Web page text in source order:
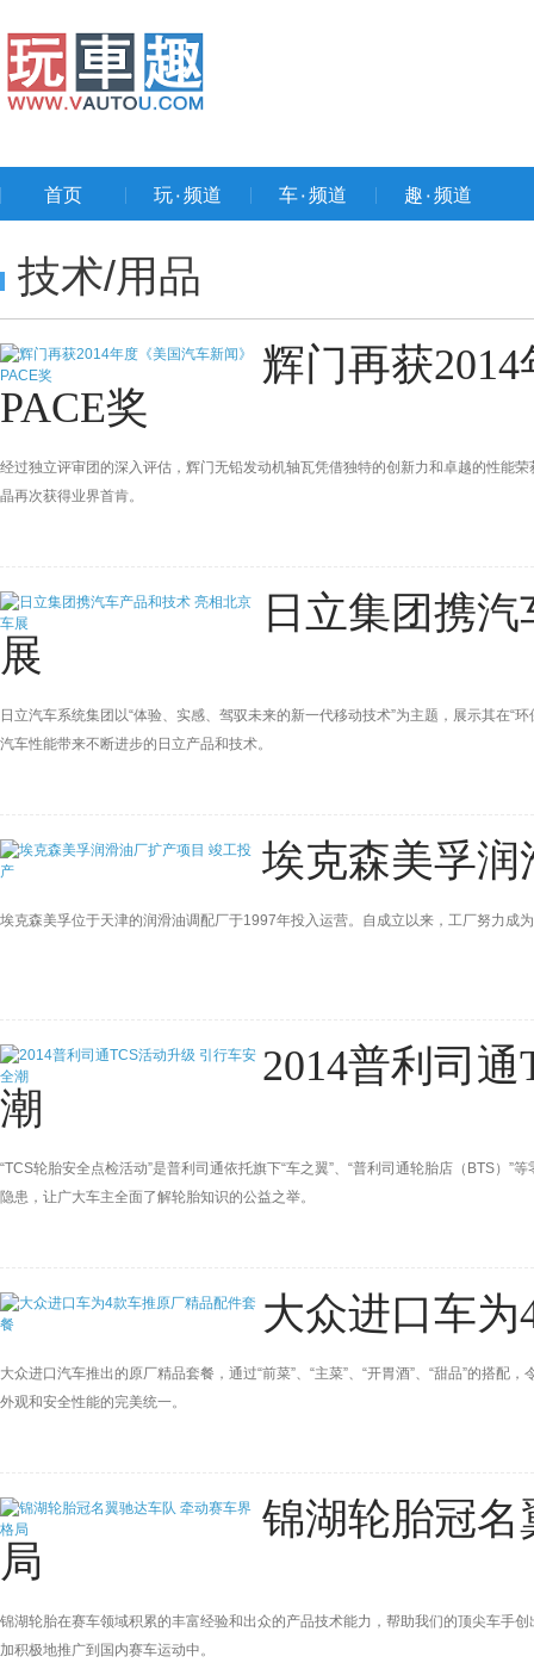
首页 玩۰频道 车۰频道 趣۰频道
技术/用品
辉门再获
PACE奖
经过独立评审团的深入评估，辉门无铅发动机轴瓦凭借独特的创新力和卓越的性能
晶再次获得业界首肯。
日立集团携
展
日立汽车系统集团以“体验、实感、驾驭未来的新一代移动技术”为主题，展示其在“
汽车性能带来不断进步的日立产品和技术。
埃克森美孚
埃克森美孚位于天津的润滑油调配厂于1997年投入运营。自成立以来，工厂努力成
2014普利司
潮
“TCS轮胎安全点检活动”是普利司通依托旗下“车之翼”、“普利司通轮胎店（BTS）
隐患，让广大车主全面了解轮胎知识的公益之举。
大众进口车
大众进口汽车推出的原厂精品套餐，通过“前菜”、“主菜”、“开胃酒”、“甜品”的搭
外观和安全性能的完美统一。
锦湖轮胎冠
局
锦湖轮胎在赛车领域积累的丰富经验和出众的产品技术能力，帮助我们的顶尖车手
加积极地推广到国内赛车运动中。